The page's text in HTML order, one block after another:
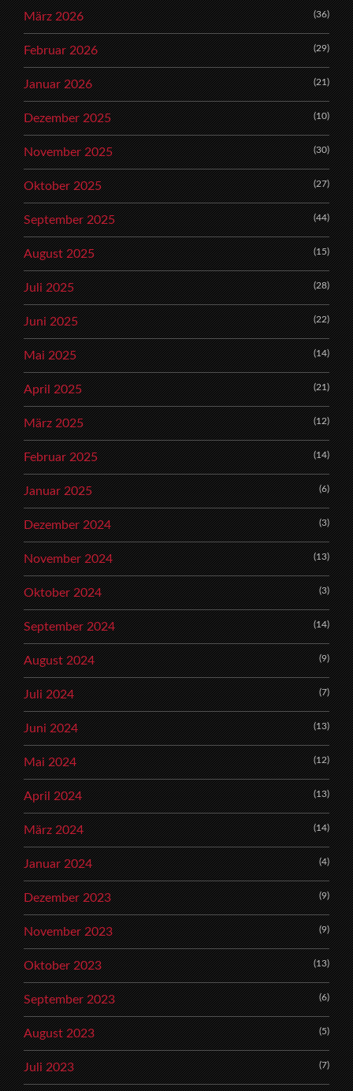
März 2026 (36)
Februar 2026 (29)
Januar 2026 (21)
Dezember 2025 (10)
November 2025 (30)
Oktober 2025 (27)
September 2025 (44)
August 2025 (15)
Juli 2025 (28)
Juni 2025 (22)
Mai 2025 (14)
April 2025 (21)
März 2025 (12)
Februar 2025 (14)
Januar 2025 (6)
Dezember 2024 (3)
November 2024 (13)
Oktober 2024 (3)
September 2024 (14)
August 2024 (9)
Juli 2024 (7)
Juni 2024 (13)
Mai 2024 (12)
April 2024 (13)
März 2024 (14)
Januar 2024 (4)
Dezember 2023 (9)
November 2023 (9)
Oktober 2023 (13)
September 2023 (6)
August 2023 (5)
Juli 2023 (7)